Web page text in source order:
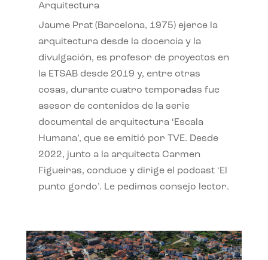
Arquitectura
Jaume Prat (Barcelona, 1975) ejerce la
arquitectura desde la docencia y la
divulgación, es profesor de proyectos en
la ETSAB desde 2019 y, entre otras
cosas, durante cuatro temporadas fue
asesor de contenidos de la serie
documental de arquitectura ‘Escala
Humana’, que se emitió por TVE. Desde
2022, junto a la arquitecta Carmen
Figueiras, conduce y dirige el podcast ‘El
punto gordo’. Le pedimos consejo lector.